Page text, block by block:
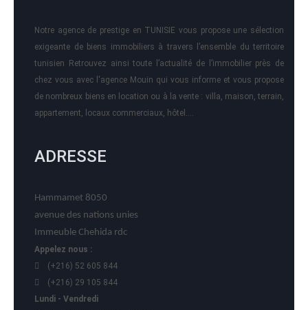
Notre agence de prestige en TUNISIE vous propose une sélection
exigeante de biens immobiliers à travers l’ensemble du territoire
tunisien Retrouvez ainsi toute l’actualité de l’immobilier près de
chez vous avec l'agence Mouin qui vous informe et vous propose
de nombreux biens en location ou à la vente : villa, maison, terrain,
appartement, locaux commerciaux, hôtel….
ADRESSE
Hammamet 8050
avenue des nations unies
Immeuble Chehida rdc
Appelez nous :
(+216) 52 605 844
(+216) 29 105 844
Lundi - Vendredi